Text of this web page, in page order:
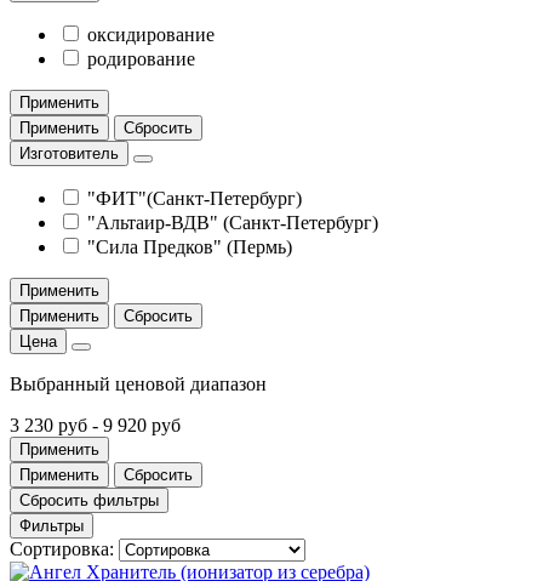
оксидирование
родирование
Применить
Применить
Сбросить
Изготовитель
"ФИТ"(Санкт-Петербург)
"Альтаир-ВДВ" (Санкт-Петербург)
"Сила Предков" (Пермь)
Применить
Применить
Сбросить
Цена
Выбранный ценовой диапазон
3 230 руб - 9 920 руб
Применить
Применить
Сбросить
Сбросить фильтры
Фильтры
Сортировка: